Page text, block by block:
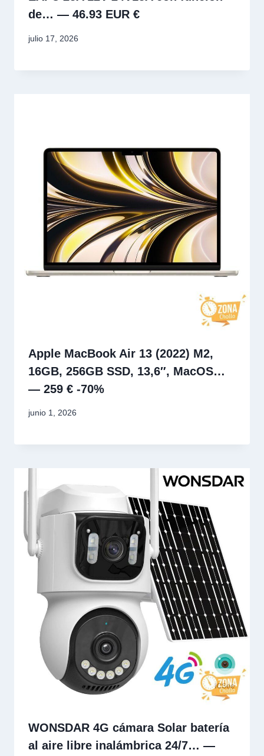
de… — 46.93 EUR €
julio 17, 2026
Apple MacBook Air 13 (2022) M2,
16GB, 256GB SSD, 13,6″, MacOS…
— 259 € -70%
junio 1, 2026
WONSDAR 4G cámara Solar batería
al aire libre inalámbrica 24/7… —